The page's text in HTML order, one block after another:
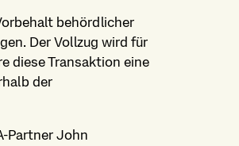
behördlicher
Der Vollzug wird für
diese Transaktion eine
der
Partner John